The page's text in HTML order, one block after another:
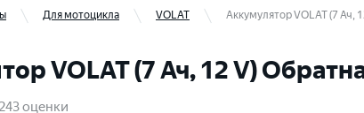
Для мотоцикла VOLAT Аккумулятор VOLAT (7 Ач,
VOLAT (7 Ач, 12 V)
оценки